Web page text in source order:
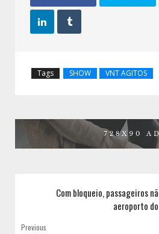
 
Tags SHOW VNT AGITOS
Com bloqueio, passageiros
aeroporto
Previous